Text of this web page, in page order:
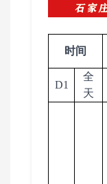
时间
D1
全
天